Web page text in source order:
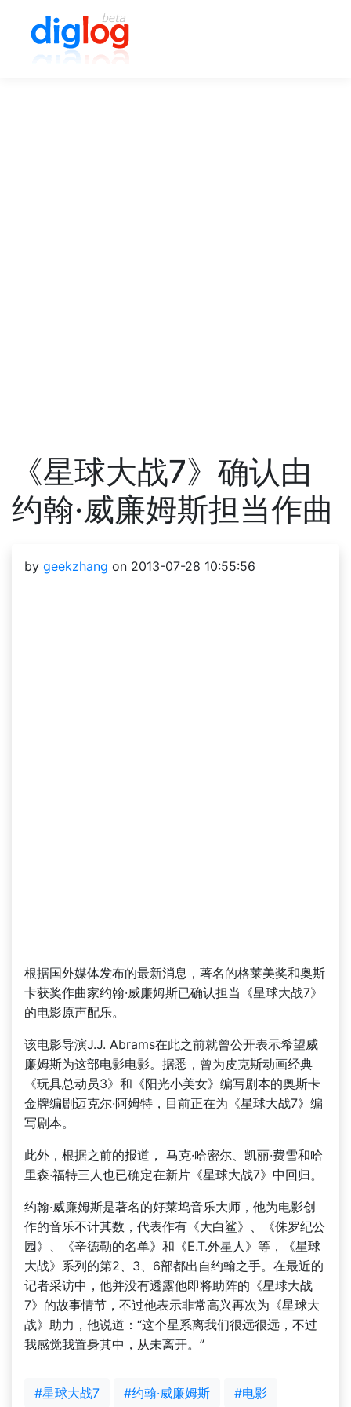
《星球大战7》确认由
约翰·威廉姆斯担当作曲
by geekzhang on 2013-07-28 10:55:56
根据国外媒体发布的最新消息，著名的格莱美奖和奥斯
卡获奖作曲家约翰·威廉姆斯已确认担当《星球大战7》
的电影原声配乐。
该电影导演J.J. Abrams在此之前就曾公开表示希望威
廉姆斯为这部电影电影。据悉，曾为皮克斯动画经典
《玩具总动员3》和《阳光小美女》编写剧本的奥斯卡
金牌编剧迈克尔·阿姆特，目前正在为《星球大战7》编
写剧本。
此外，根据之前的报道， 马克·哈密尔、凯丽·费雪和哈
里森·福特三人也已确定在新片《星球大战7》中回归。
约翰·威廉姆斯是著名的好莱坞音乐大师，他为电影创
作的音乐不计其数，代表作有《大白鲨》、《侏罗纪公
园》、《辛德勒的名单》和《E.T.外星人》等，《星球
大战》系列的第2、3、6部都出自约翰之手。在最近的
记者采访中，他并没有透露他即将助阵的《星球大战
7》的故事情节，不过他表示非常高兴再次为《星球大
战》助力，他说道：“这个星系离我们很远很远，不过
我感觉我置身其中，从未离开。”
#星球大战7 #约翰·威廉姆斯 #电影